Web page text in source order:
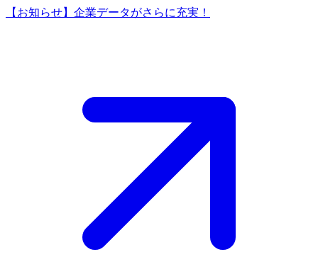
【お知らせ】企業データがさらに充実！